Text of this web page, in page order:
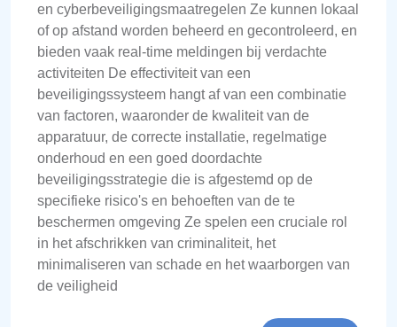
en cyberbeveiligingsmaatregelen Ze kunnen lokaal
of op afstand worden beheerd en gecontroleerd, en
bieden vaak real-time meldingen bij verdachte
activiteiten De effectiviteit van een
beveiligingssysteem hangt af van een combinatie
van factoren, waaronder de kwaliteit van de
apparatuur, de correcte installatie, regelmatige
onderhoud en een goed doordachte
beveiligingsstrategie die is afgestemd op de
specifieke risico's en behoeften van de te
beschermen omgeving Ze spelen een cruciale rol
in het afschrikken van criminaliteit, het
minimaliseren van schade en het waarborgen van
de veiligheid